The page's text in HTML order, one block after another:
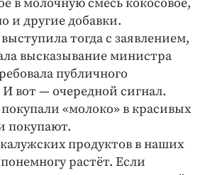
и другие добавки.
тогда с заявлением,
высказывание министра
публичного
вот — очередной сигнал.
«молоко» в красивых
покупают.
продуктов в наших
растёт. Если